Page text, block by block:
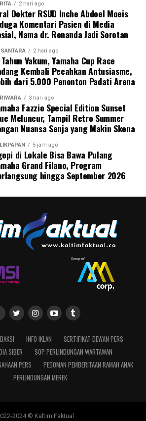
2 hari ago
Dokter RSUD Inche Abdoel Moeis
Komentari Pasien di Media
Nama dr. Renanda Jadi Sorotan
2 hari ago
Tahun Vakum, Yamaha Cup Race
Kembali Pecahkan Antusiasme,
dari 5.000 Penonton Padati Arena
3 hari ago
Fazzio Special Edition Sunset
Meluncur, Tampil Retro Summer
Nuansa Senja yang Makin Skena
5 jam ago
di Lokale Bisa Bawa Pulang
Grand Filano, Program
hingga September 2026
INFO IKLAN
SERTIFIKAT DEWAN PERS
SIBER
SOP PERLINDUNGAN WARTAWAN
PERS
PEDOMAN PEMBERITAAN RAMAH ANAK
PERLINDUNGAN MEREK
2024 © Kaltim Faktual